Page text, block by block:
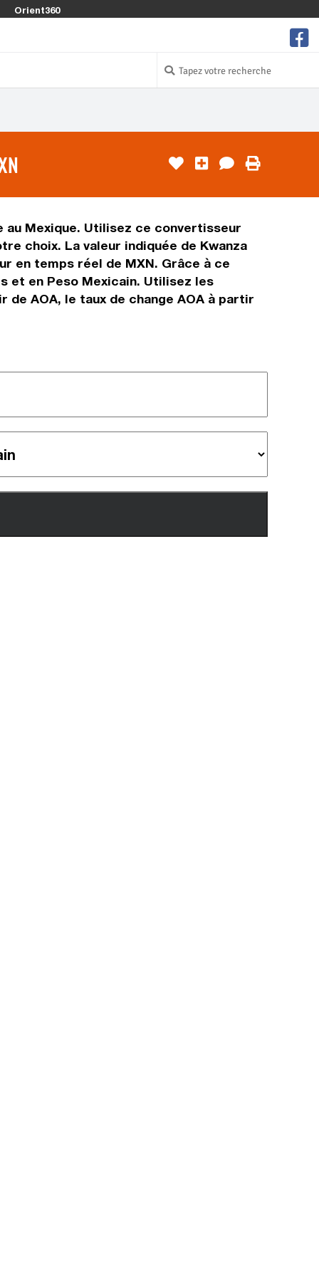
Orient360
au Mexique. Utilisez ce convertisseur
choix. La valeur indiquée de Kwanza
en temps réel de MXN. Grâce à ce
et en Peso Mexicain. Utilisez les
AOA, le taux de change AOA à partir